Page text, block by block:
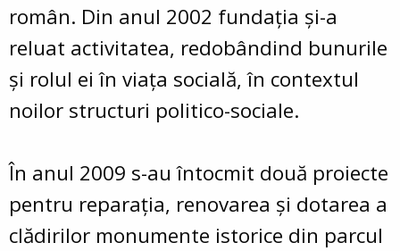
român. Din anul 2002 fundaţia şi-a
reluat activitatea, redobândind bunurile
şi rolul ei în viaţa socială, în contextul
noilor structuri politico-sociale.
În anul 2009 s-au întocmit două proiecte
pentru reparația, renovarea și dotarea a
clădirilor monumente istorice din parcul